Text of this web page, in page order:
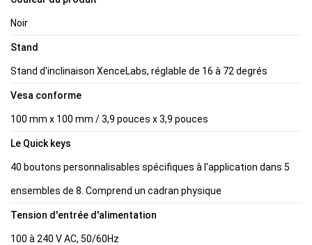
Noir
Stand
Stand d'inclinaison XenceLabs, réglable de 16 à 72 degrés
Vesa conforme
100 mm x 100 mm / 3,9 pouces x 3,9 pouces
Le Quick keys
40 boutons personnalisables spécifiques à l'application dans 5
ensembles de 8. Comprend un cadran physique
Tension d'entrée d'alimentation
100 à 240 V AC, 50/60Hz